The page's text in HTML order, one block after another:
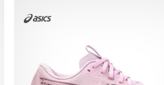
40 40½ 41½ 42 42½ 43½ 44 44½ 45 46